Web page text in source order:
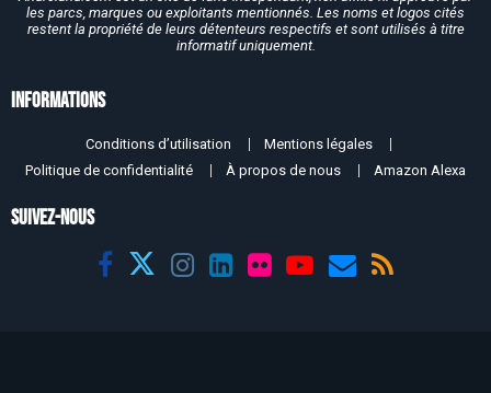
les parcs, marques ou exploitants mentionnés. Les noms et logos cités
restent la propriété de leurs détenteurs respectifs et sont utilisés à titre
informatif uniquement.
Informations
Conditions d’utilisation
Mentions légales
Politique de confidentialité
À propos de nous Amazon Alexa
SUIVEZ-NOUS